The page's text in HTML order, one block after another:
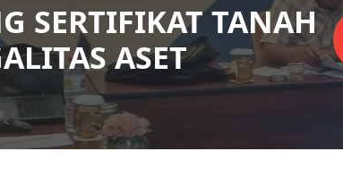
SERTIFIKAT TANAH
ASET